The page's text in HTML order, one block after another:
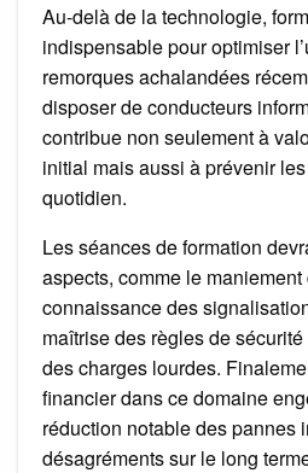
Au-delà de la technologie,
indispensable pour optimiser
remorques achalandées
disposer de conducteurs
contribue non seulement à
initial mais aussi à prévenir
quotidien.
Les séances de formation
aspects, comme le
connaissance des
maîtrise des règles de
des charges lourdes.
financier dans ce domaine
réduction notable des pannes
désagréments sur le long